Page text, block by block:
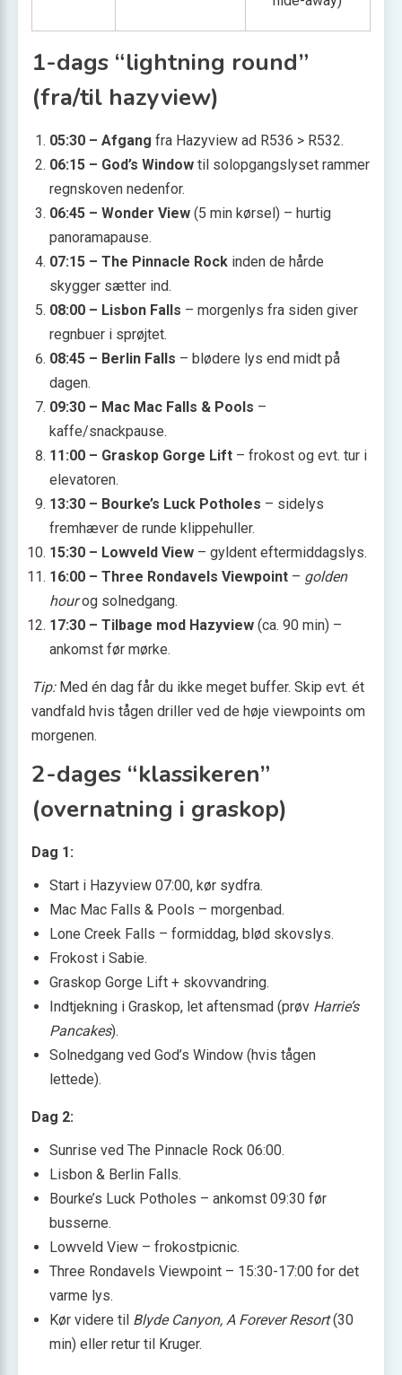
1-dags “lightning round”
(fra/til hazyview)
05:30 – Afgang fra Hazyview ad R536 > R532.
06:15 – God’s Window til solopgangslyset rammer
regnskoven nedenfor.
06:45 – Wonder View (5 min kørsel) – hurtig
panoramapause.
07:15 – The Pinnacle Rock inden de hårde
skygger sætter ind.
08:00 – Lisbon Falls – morgenlys fra siden giver
regnbuer i sprøjtet.
08:45 – Berlin Falls – blødere lys end midt på
dagen.
09:30 – Mac Mac Falls & Pools –
kaffe/snackpause.
11:00 – Graskop Gorge Lift – frokost og evt. tur i
elevatoren.
13:30 – Bourke’s Luck Potholes – sidelys
fremhæver de runde klippehuller.
15:30 – Lowveld View – gyldent eftermiddagslys.
16:00 – Three Rondavels Viewpoint – golden
hourog solnedgang.
17:30 – Tilbage mod Hazyview (ca. 90 min) –
ankomst før mørke.
Tip:Med én dag får du ikke meget buffer. Skip evt. ét
vandfald hvis tågen driller ved de høje viewpoints om
morgenen.
2-dages “klassikeren”
(overnatning i graskop)
Dag 1:
Start i Hazyview 07:00, kør sydfra.
Mac Mac Falls & Pools – morgenbad.
Lone Creek Falls – formiddag, blød skovslys.
Frokost i Sabie.
Graskop Gorge Lift + skovvandring.
Indtjekning i Graskop, let aftensmad (prøv Harrie’s
Pancakes).
Solnedgang ved God’s Window (hvis tågen
lettede).
Dag 2:
Sunrise ved The Pinnacle Rock 06:00.
Lisbon & Berlin Falls.
Bourke’s Luck Potholes – ankomst 09:30 før
busserne.
Lowveld View – frokostpicnic.
Three Rondavels Viewpoint – 15:30-17:00 for det
varme lys.
Kør videre til Blyde Canyon, A Forever Resort(30
min) eller retur til Kruger.